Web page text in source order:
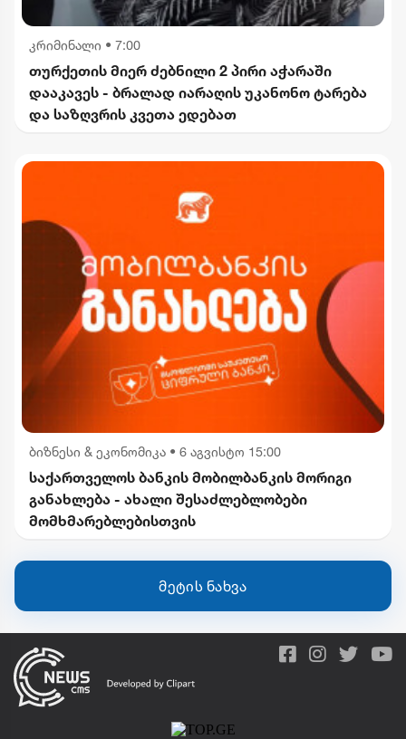
კრიმინალი • 7:00
თურქეთის მიერ ძებნილი 2 პირი აჭარაში
დააკავეს - ბრალად იარაღის უკანონო ტარება
და საზღვრის კვეთა ედებათ
ბიზნესი & ეკონომიკა • 6 აგვისტო 15:00
საქართველოს ბანკის მობილბანკის მორიგი
განახლება - ახალი შესაძლებლობები
მომხმარებლებისთვის
მეტის ნახვა